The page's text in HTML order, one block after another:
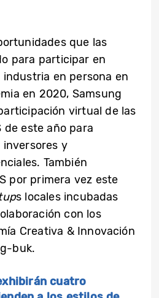
que las
para participar en
industria en persona en
en 2020, Samsung
virtual de las
de este año para
y
También
por primera vez este
s locales incubadas
con los
Creativa & Innovación
buk.
cuatro